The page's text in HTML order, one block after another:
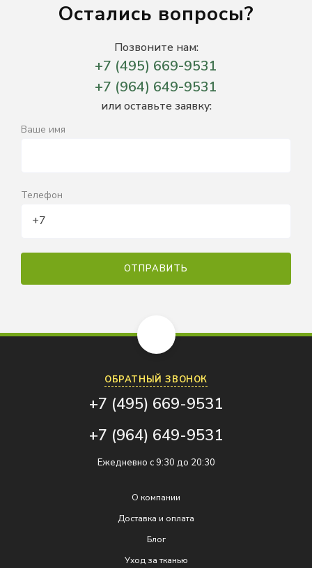
Остались вопросы?
Позвоните нам:
+7 (495) 669-9531
+7 (964) 649-9531
или оставьте заявку:
Ваше имя
Телефон
О компании
Доставка и оплата
Блог
Уход за тканью
ОБРАТНЫЙ ЗВОНОК
+7 (495) 669-9531
+7 (964) 649-9531
Ежедневно с 9:30 до 20:30